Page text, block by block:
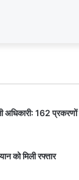
अधिकारी: 162
को मिली रफ्तार